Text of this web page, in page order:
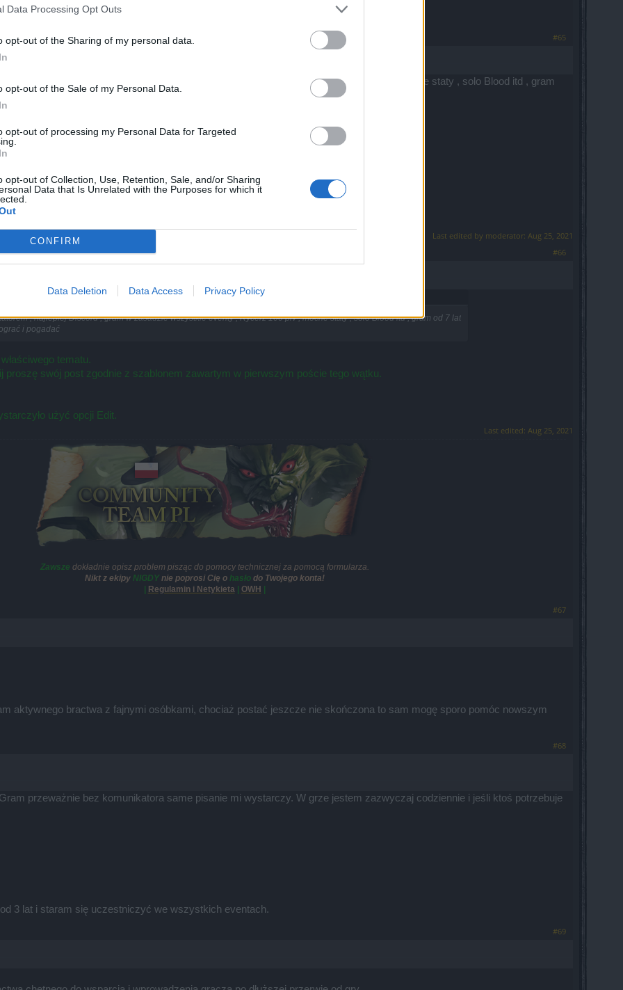
Data Processing Opt Outs
opt-out of the Sharing of my personal data.
opt-out of the Sale of my Personal Data.
opt-out of processing my Personal Data for Targeted
opt-out of Collection, Use, Retention, Sale, and/or Sharing
Data that Is Unrelated with the Purposes for which it
CONFIRM
Data Deletion Data Access Privacy Policy
Nikt z ekipy
#65
, najlepiej Discord , gram w zasadzie wszystkie eventy , Rycerz 100 plv , mocne staty , solo Blood itd , gram
żeby pograć i pogadać
eventy , codziennie gram z małymi przerwami
, proszę napisz , podaj Nick a ja sie odezwę w grze
Last edited by moderator: Aug 25, 2021
#66
, najlepiej Discord , gram w zasadzie wszystkie eventy , Rycerz 100 plv , mocne staty , solo Blood itd , gram od 7 lat
i pogadać
tematu.
proszę swój post zgodnie z szablonem zawartym w pierwszym poście tego wątku.
użyć opcji Edit.
Last edited: Aug 25, 2021
Zawsze dokładnie opisz problem pisząc do pomocy technicznej za pomocą formularza.
Nikt z ekipy NIGDYnie poprosi Cię ohasłodo Twojego konta!
| Regulamin i Netykieta | OWH |
#67
aktywnego bractwa z fajnymi osóbkami, chociaż postać jeszcze nie skończona to sam mogę sporo pomóc nowszym
#68
przeważnie bez komunikatora same pisanie mi wystarczy. W grze jestem zazwyczaj codziennie i jeśli ktoś potrzebuje
3 lat i staram się uczestniczyć we wszystkich eventach.
#69